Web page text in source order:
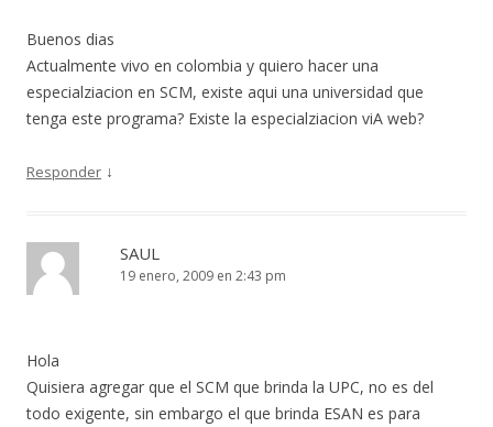
Buenos dias
Actualmente vivo en colombia y quiero hacer una
especialziacion en SCM, existe aqui una universidad que
tenga este programa? Existe la especialziacion viA web?
Responder ↓
SAUL
19 enero, 2009 en 2:43 pm
Hola
Quisiera agregar que el SCM que brinda la UPC, no es del
todo exigente, sin embargo el que brinda ESAN es para